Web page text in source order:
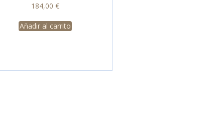
184,00 €
Añadir al carrito